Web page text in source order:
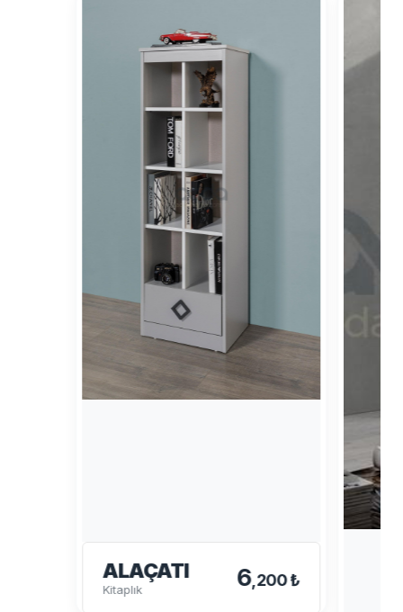
ALAÇATI
Kitaplık 6,200 ₺